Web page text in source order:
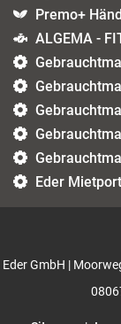
Premo+
ALGEMA -
Eder
Eder GmbH |